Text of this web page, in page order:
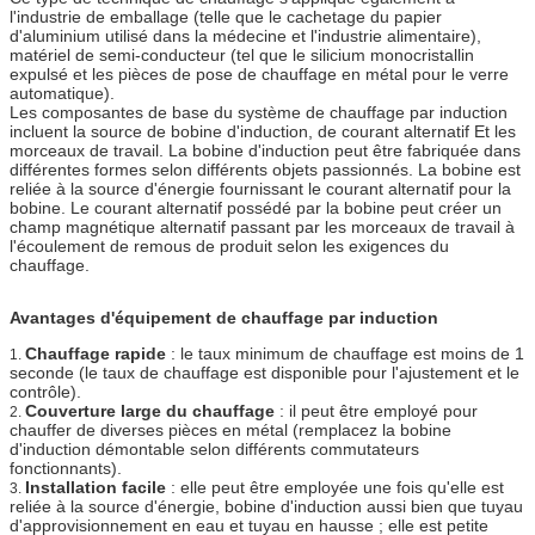
l'industrie de emballage (telle que le cachetage du papier
d'aluminium utilisé dans la médecine et l'industrie alimentaire),
matériel de semi-conducteur (tel que le silicium monocristallin
expulsé et les pièces de pose de chauffage en métal pour le verre
automatique).
Les composantes de base du système de chauffage par induction
incluent la source de bobine d'induction, de courant alternatif Et les
morceaux de travail. La bobine d'induction peut être fabriquée dans
différentes formes selon différents objets passionnés. La bobine est
reliée à la source d'énergie fournissant le courant alternatif pour la
bobine. Le courant alternatif possédé par la bobine peut créer un
champ magnétique alternatif passant par les morceaux de travail à
l'écoulement de remous de produit selon les exigences du
chauffage.
Avantages d'équipement de chauffage par induction
1. Chauffage rapide : le taux minimum de chauffage est moins de 1
seconde (le taux de chauffage est disponible pour l'ajustement et le
contrôle).
2. Couverture large du chauffage : il peut être employé pour
chauffer de diverses pièces en métal (remplacez la bobine
d'induction démontable selon différents commutateurs
fonctionnants).
3. Installation facile : elle peut être employée une fois qu'elle est
reliée à la source d'énergie, bobine d'induction aussi bien que tuyau
d'approvisionnement en eau et tuyau en hausse ; elle est petite